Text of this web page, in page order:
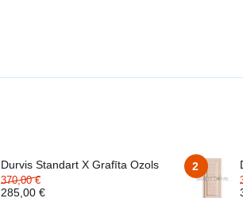
Durvis Standart X Grafīta Ozols
370,00 €
285,00 €
2